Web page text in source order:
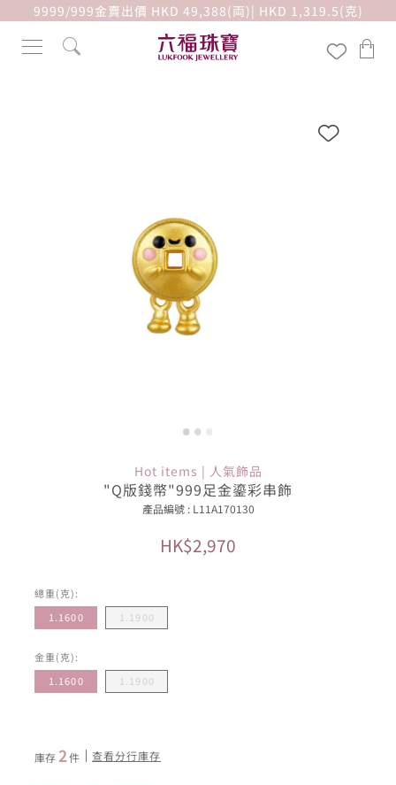
9999/999金賣出價 HKD 49,388(両)| HKD 1,319.5(克)
Hot items | 人氣飾品
"Q版錢幣"999足金鎏彩串飾
產品編號 : L11A170130
HK$2,970
總重(克):
1.1600
1.1900
金重(克):
1.1600
1.1900
庫存 2件 查看分行庫存